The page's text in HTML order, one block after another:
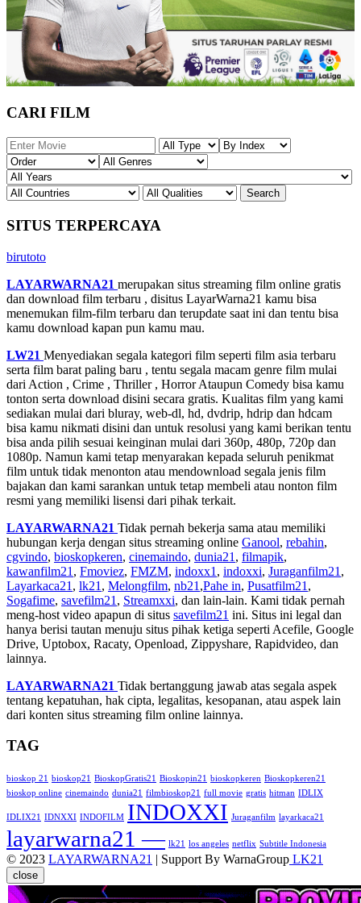
CARI FILM
SITUS TERPERCAYA
birutoto
LAYARWARNA21 merupakan situs streaming film online gratis
dan download film terbaru , disitus LayarWarna21 kamu bisa
menemukan film-film terbaru dan terupdate saat ini dan tentu bisa
kamu download kapan pun kamu mau.
LW21 Menyediakan segala kategori film seperti film asia terbaru
serta film barat paling baru , tentu segala macam genre film mulai
dari Action , Crime , Thriller , Horror Ataupun Comedy bisa kamu
tonton serta download disini secara gratis. Kualitas film yang kami
sediakan mulai dari bluray, web-dl, hd, dvdrip, hdrip dan hdcam
bisa kamu nikmati disini dan untuk resolusi yang kami berikan tentu
bisa anda pilih sesuai keinginan mulai dari 360p, 480p, 720p dan
1080p. Namun kami tetap menyarakan kepada seluruh penikmat
film untuk tidak menonton atau mendownload segala jenis film
bajakan dan kami sarankan untuk tetap membeli atau nonton film
resmi yang memiliki lisensi dari pihak terkait.
LAYARWARNA21 Tidak pernah bekerja sama atau memiliki
hubungan kerja dengan situs streaming online Ganool, rebahin,
cgvindo, bioskopkeren, cinemaindo, dunia21 , filmapik,
kawanfilm21 , Fmoviez, FMZM, indoxx1 , indoxxi, Juraganfilm21 ,
Layarkaca21 , lk21 , Melongfilm, nb21 ,Pahe in, Pusatfilm21 ,
Sogafime, savefilm21 , Streamxxi, dan lain-lain. Kami tidak pernah
meng-host video apapun di situs savefilm21 ini. Situs ini legal dan
hanya berisi tautan menuju situs pihak ketiga seperti Acefile, Google
Drive, Uptobox, Racaty, Openload, Zippyshare, Rapidvideo, dan
lainnya.
LAYARWARNA21 Tidak bertanggung jawab atas segala aspek
tentang kepatuhan, hak cipta, legalitas, kesopanan, atau aspek lain
dari konten situs streaming film online lainnya.
TAG
bioskop 21 bioskop21 BioskopGratis21 Bioskopin21 bioskopkeren Bioskopkeren21
bioskop online cinemaindo dunia21 filmbioskop21 full movie gratis hitman IDLIX
IDLIX21 IDNXXI INDOFILM INDOXXI Juraganfilm layarkaca21
layarwarna21 — lk21 los angeles netflix Subtitle Indonesia
© 2023 LAYARWARNA21 | Support By WarnaGroup LK21
close